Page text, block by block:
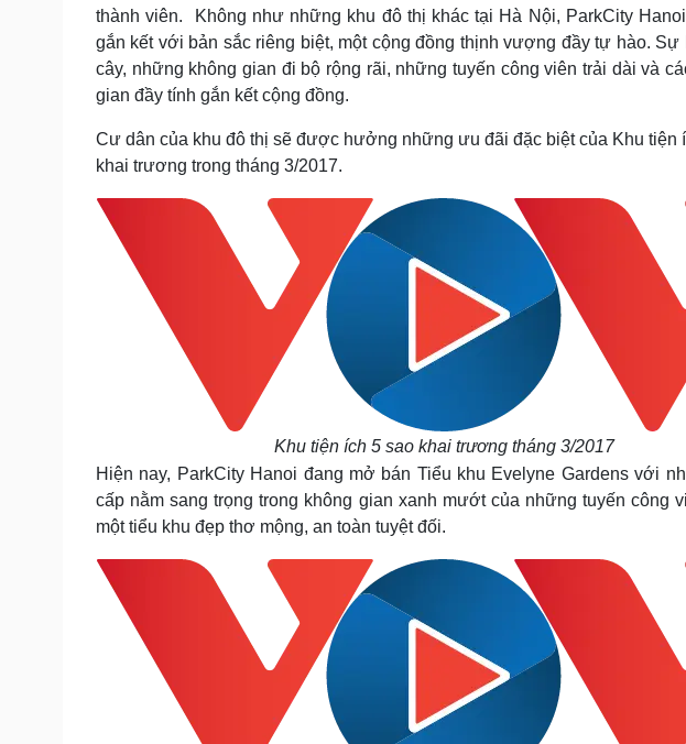
thành viên. Không như những khu đô thị khác tại Hà Nội, ParkCity
gắn kết với bản sắc riêng biệt, một cộng đồng thịnh vượng đầy tự hào.
cây, những không gian đi bộ rộng rãi, những tuyến công viên trải dài và
gian đầy tính gắn kết cộng đồng.
Cư dân của khu đô thị sẽ được hưởng những ưu đãi đặc biệt của Khu tiện
khai trương trong tháng 3/2017.
Khu tiện ích 5 sao khai trương tháng 3/2017
Hiện nay, ParkCity Hanoi đang mở bán Tiểu khu Evelyne Gardens với
cấp nằm sang trọng trong không gian xanh mướt của những tuyến công
một tiểu khu đẹp thơ mộng, an toàn tuyệt đối.